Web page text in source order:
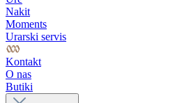
Nakit
Moments
Urarski servis
Kontakt
O nas
Butiki